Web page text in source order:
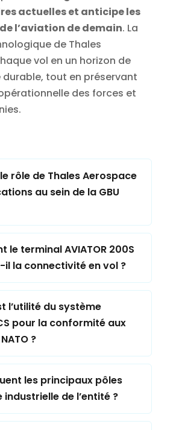
actuelles et anticipe les
l’aviation de demain. La
de Thales
vol en un horizon de
tout en préservant
des forces et
rôle de Thales Aerospace
au sein de la GBU
le terminal AVIATOR 200S
la connectivité en vol ?
l’utilité du système
pour la conformité aux
?
les principaux pôles
industrielle de l’entité ?